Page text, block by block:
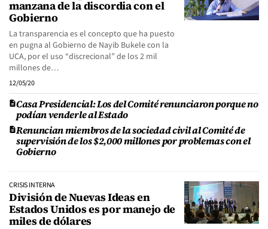
manzana de la discordia con el
Gobierno
La transparencia es el concepto que ha puesto
en pugna al Gobierno de Nayib Bukele con la
UCA, por el uso “discrecional” de los 2 mil
millones de…
12/05/20
Casa Presidencial: Los del Comité renunciaron porque no
podían venderle al Estado
Renuncian miembros de la sociedad civil al Comité de
supervisión de los $2,000 millones por problemas con el
Gobierno
CRISIS INTERNA
División de Nuevas Ideas en
Estados Unidos es por manejo de
miles de dólares